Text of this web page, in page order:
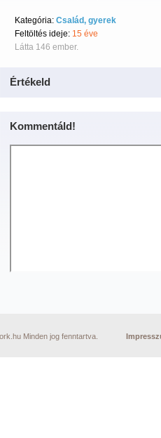
Kategória: Család, gyerek
Feltöltés ideje: 15 éve
Látta 146 ember.
Értékeld
Kommentáld!
Minden jog fenntartva.